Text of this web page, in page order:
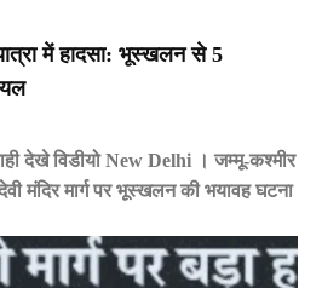
में हादसा: भूस्खलन से 5
देखे विडीयो New Delhi । जम्मू-कश्मीर
मंदिर मार्ग पर भूस्खलन की भयावह घटना